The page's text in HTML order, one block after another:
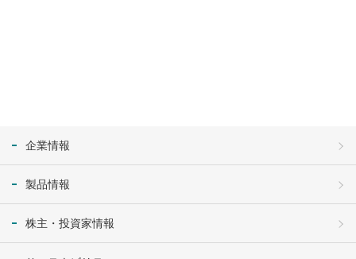
企業情報
製品情報
株主・投資家情報